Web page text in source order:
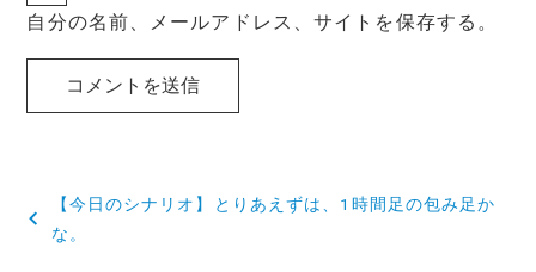
自分の名前、メールアドレス、サイトを保存する。
稿
【今日のシナリオ】とりあえずは、1時間足の包み足か
な。